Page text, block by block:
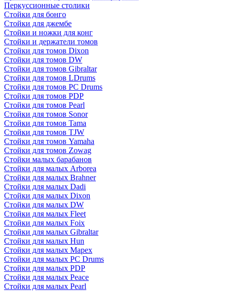
Перкуссионные столики
Стойки для бонго
Стойки для джембе
Стойки и ножки для конг
Стойки и держатели томов
Стойки для томов Dixon
Стойки для томов DW
Стойки для томов Gibraltar
Стойки для томов LDrums
Стойки для томов PC Drums
Стойки для томов PDP
Стойки для томов Pearl
Стойки для томов Sonor
Стойки для томов Tama
Стойки для томов TJW
Стойки для томов Yamaha
Стойки для томов Zowag
Стойки малых барабанов
Стойки для малых Arborea
Стойки для малых Brahner
Стойки для малых Dadi
Стойки для малых Dixon
Стойки для малых DW
Стойки для малых Fleet
Стойки для малых Foix
Стойки для малых Gibraltar
Стойки для малых Hun
Стойки для малых Mapex
Стойки для малых PC Drums
Стойки для малых PDP
Стойки для малых Peace
Стойки для малых Pearl